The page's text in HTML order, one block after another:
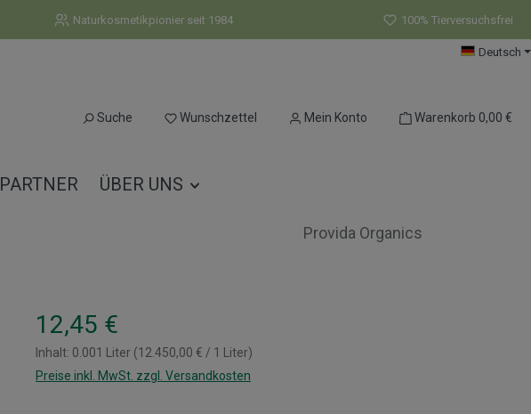
Naturkosmetikpionier seit 1984 100% Tierversuchsfrei
Deutsch
Suche Wunschzettel Du hast 0 Produkte auf dem Merkzettel
Mein Konto Warenkorb 0,00 €
PARTNER ÜBER UNS
Provida Organics
Regulärer Preis:
12,45 €
Inhalt: 0.001 Liter (12.450,00 € / 1 Liter)
Preise inkl. MwSt. zzgl. Versandkosten